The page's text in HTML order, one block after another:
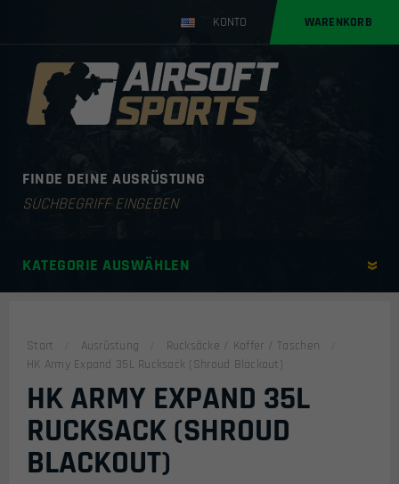
KONTO WARENKORB
FINDE DEINE AUSRÜSTUNG
Products
KATEGORIE AUSWÄHLEN
Start Ausrüstung
Rucksäcke / Koffer / Taschen
HK Army Expand 35L Rucksack (Shroud Blackout)
HK ARMY EXPAND 35L
RUCKSACK (SHROUD
BLACKOUT)